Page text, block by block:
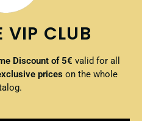
VIP CLUB
Discount of 5€ valid for all
prices on the whole